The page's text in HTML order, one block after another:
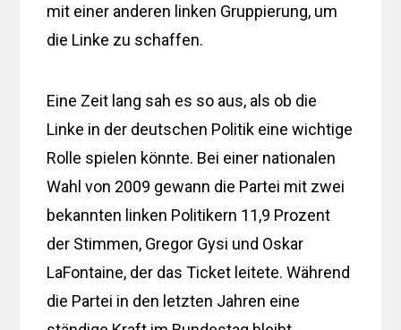
mit einer anderen linken Gruppierung, um
die Linke zu schaffen.
Eine Zeit lang sah es so aus, als ob die
Linke in der deutschen Politik eine wichtige
Rolle spielen könnte. Bei einer nationalen
Wahl von 2009 gewann die Partei mit zwei
bekannten linken Politikern 11,9 Prozent
der Stimmen, Gregor Gysi und Oskar
LaFontaine, der das Ticket leitete. Während
die Partei in den letzten Jahren eine